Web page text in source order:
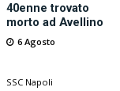
40enne trovato
morto ad Avellino
6 Agosto
SSC Napoli